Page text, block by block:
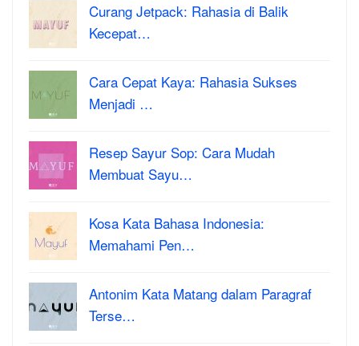
Curang Jetpack: Rahasia di Balik
Kecepat…
Cara Cepat Kaya: Rahasia Sukses
Menjadi …
Resep Sayur Sop: Cara Mudah
Membuat Sayu…
Kosa Kata Bahasa Indonesia:
Memahami Pen…
Antonim Kata Matang dalam Paragraf
Terse…